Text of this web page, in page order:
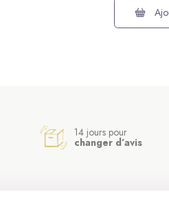
14 jours pour
changer d’avis